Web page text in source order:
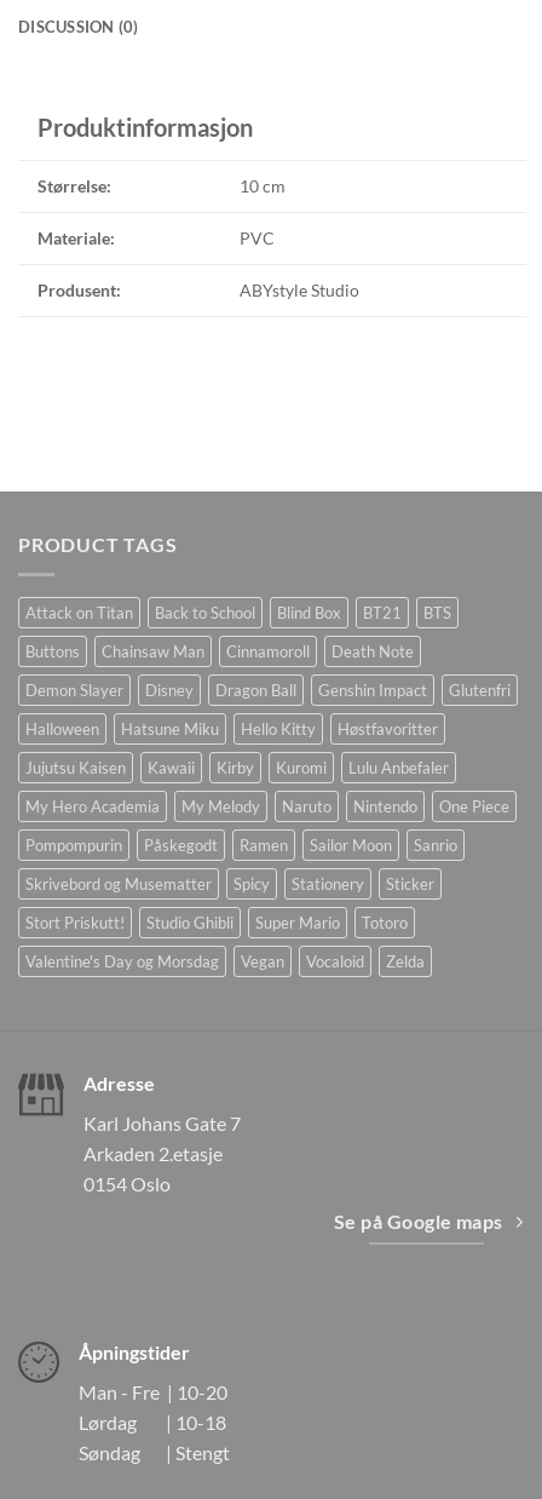
DISCUSSION (0)
Produktinformasjon
Størrelse: 10 cm
Materiale: PVC
Produsent: ABYstyle Studio
PRODUCT TAGS
Attack on Titan Back to School Blind Box BT21
BTS
Buttons
Chainsaw Man Cinnamoroll
Death Note
Demon Slayer
Disney Dragon Ball Genshin Impact
Glutenfri
Halloween
Hatsune Miku Hello Kitty
Høstfavoritter
Jujutsu Kaisen
Kawaii Kirby Kuromi
Lulu Anbefaler
My Hero Academia
My Melody Naruto Nintendo
One Piece
Pompompurin
Påskegodt Ramen Sailor Moon
Sanrio
Skrivebord og Musematter
Spicy Stationery
Sticker
Stort Priskutt!
Studio Ghibli Super Mario
Totoro
Valentine's Day og Morsdag
Vegan Vocaloid Zelda
Adresse
Karl Johans Gate 7
Arkaden 2.etasje
0154 Oslo
Se på Google maps
Åpningstider
Man - Fre | 10-20
Lørdag | 10-18
Søndag | Stengt